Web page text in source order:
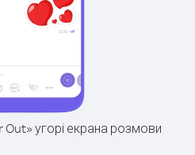
угорі екрана розмови